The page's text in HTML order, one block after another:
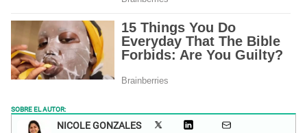
SOBRE EL AUTOR:
NICOLE GONZALES